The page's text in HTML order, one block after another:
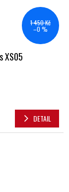
1 450 Kč
–0 %
XS05
DETAIL